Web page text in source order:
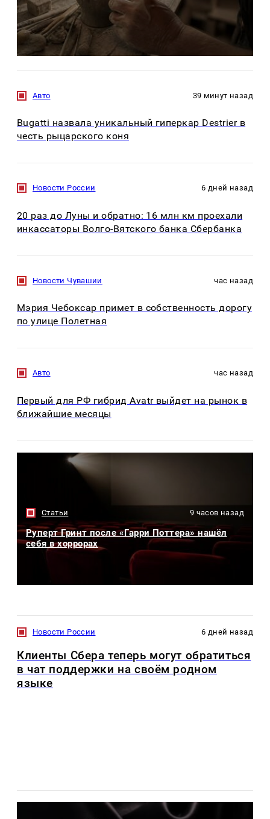
Авто 39 минут назад
Bugatti назвала уникальный гиперкар Destrier в
честь рыцарского коня
Новости России 6 дней назад
20 раз до Луны и обратно: 16 млн км проехали
инкассаторы Волго-Вятского банка Сбербанка
Новости Чувашии час назад
Мэрия Чебоксар примет в собственность дорогу
по улице Полетная
Авто час назад
Первый для РФ гибрид Avatr выйдет на рынок в
ближайшие месяцы
Статьи 9 часов назад
Руперт Гринт после «Гарри Поттера» нашёл
себя в хоррорах
Новости России 6 дней назад
Клиенты Сбера теперь могут обратиться
в чат поддержки на своём родном
языке